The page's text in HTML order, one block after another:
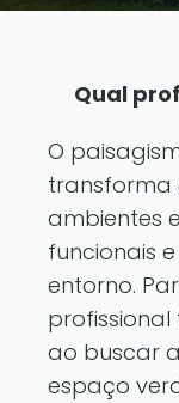
Qual
O
transforma
ambientes
funcionais
entorno.
profissional
ao buscar
espaço